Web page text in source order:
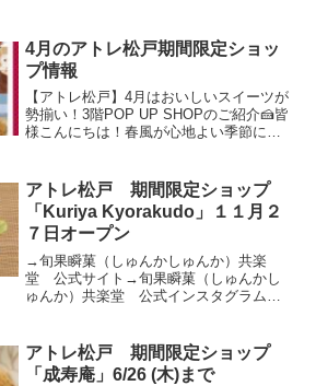
グラムバスクチーズケーキとは？ ...
4月のアトレ松戸期間限定ショッ
プ情報
【アトレ松戸】4月はおいしいスイーツが
勢揃い！3階POP UP SHOPのご紹介🍰皆
様こんにちは！春風が心地よい季節にな
「POP UP SHOP（期間限定ショッ
プ）...
アトレ松戸 期間限定ショップ
「Kuriya Kyorakudo」１１月２
７日オープン
→旬果瞬菓（しゅんかしゅんか）共楽
堂 公式サイト→旬果瞬菓（しゅんかし
ゅんか）共楽堂 公式インスタグラム
旬果瞬菓（しゅんかしゅんか）共楽堂の
カ...
アトレ松戸 期間限定ショップ
「成寿庵」6/26 (木)まで